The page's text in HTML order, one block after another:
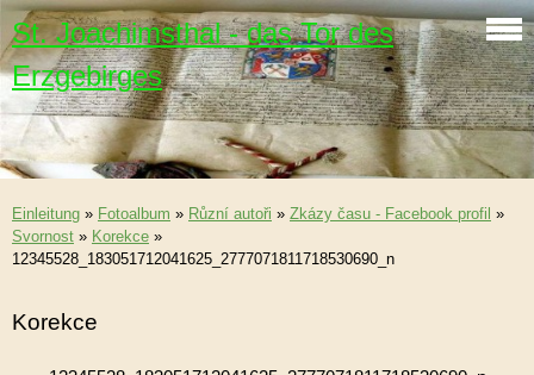
St. Joachimsthal - das Tor des
Erzgebirges
Einleitung » Fotoalbum » Různí autoři » Zkázy času - Facebook profil »
Svornost » Korekce »
12345528_183051712041625_2777071811718530690_n
Korekce